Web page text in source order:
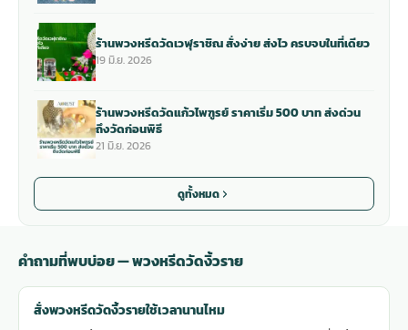
ร้านพวงหรีดวัดเวฬุราชิณ สั่งง่าย ส่งไว ครบจบในที่เดียว
19 มิ.ย. 2026
ร้านพวงหรีดวัดแก้วไพฑูรย์ ราคาเริ่ม 500 บาท ส่งด่วน
ถึงวัดก่อนพิธี
21 มิ.ย. 2026
ดูทั้งหมด
คำถามที่พบบ่อย — พวงหรีดวัดงิ้วราย
สั่งพวงหรีดวัดงิ้วรายใช้เวลานานไหม